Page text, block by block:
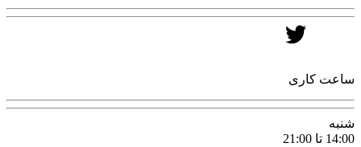
ساعت کاری
شنبه
14:00 تا 21:00